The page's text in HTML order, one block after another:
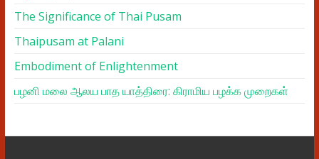
The Significance of Thai Pusam
Thaipusam at Palani
Embodiment of Enlightenment
பழனி மலை ஆலய பாத யாத்திரை: கிராமிய பழக்க முறைகள்